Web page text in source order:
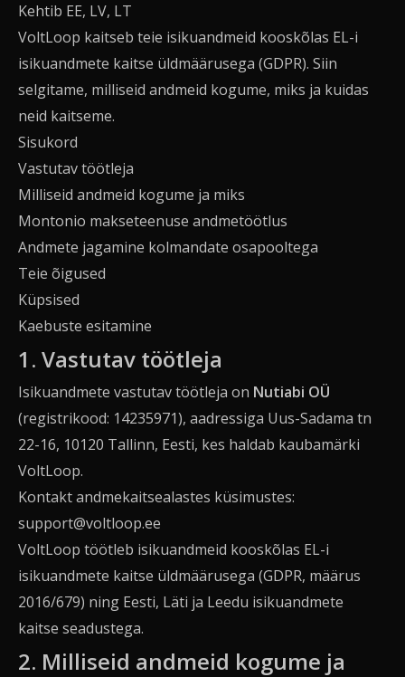
Kehtib EE, LV, LT
VoltLoop kaitseb teie isikuandmeid kooskõlas EL-i
isikuandmete kaitse üldmäärusega (GDPR). Siin
selgitame, milliseid andmeid kogume, miks ja kuidas
neid kaitseme.
Sisukord
Vastutav töötleja
Milliseid andmeid kogume ja miks
Montonio makseteenuse andmetöötlus
Andmete jagamine kolmandate osapooltega
Teie õigused
Küpsised
Kaebuste esitamine
1. Vastutav töötleja
Isikuandmete vastutav töötleja on Nutiabi OÜ
(registrikood: 14235971), aadressiga Uus-Sadama tn
22-16, 10120 Tallinn, Eesti, kes haldab kaubamärki
VoltLoop.
Kontakt andmekaitsealastes küsimustes:
support@voltloop.ee
VoltLoop töötleb isikuandmeid kooskõlas EL-i
isikuandmete kaitse üldmäärusega (GDPR, määrus
2016/679) ning Eesti, Läti ja Leedu isikuandmete
kaitse seadustega.
2. Milliseid andmeid kogume ja